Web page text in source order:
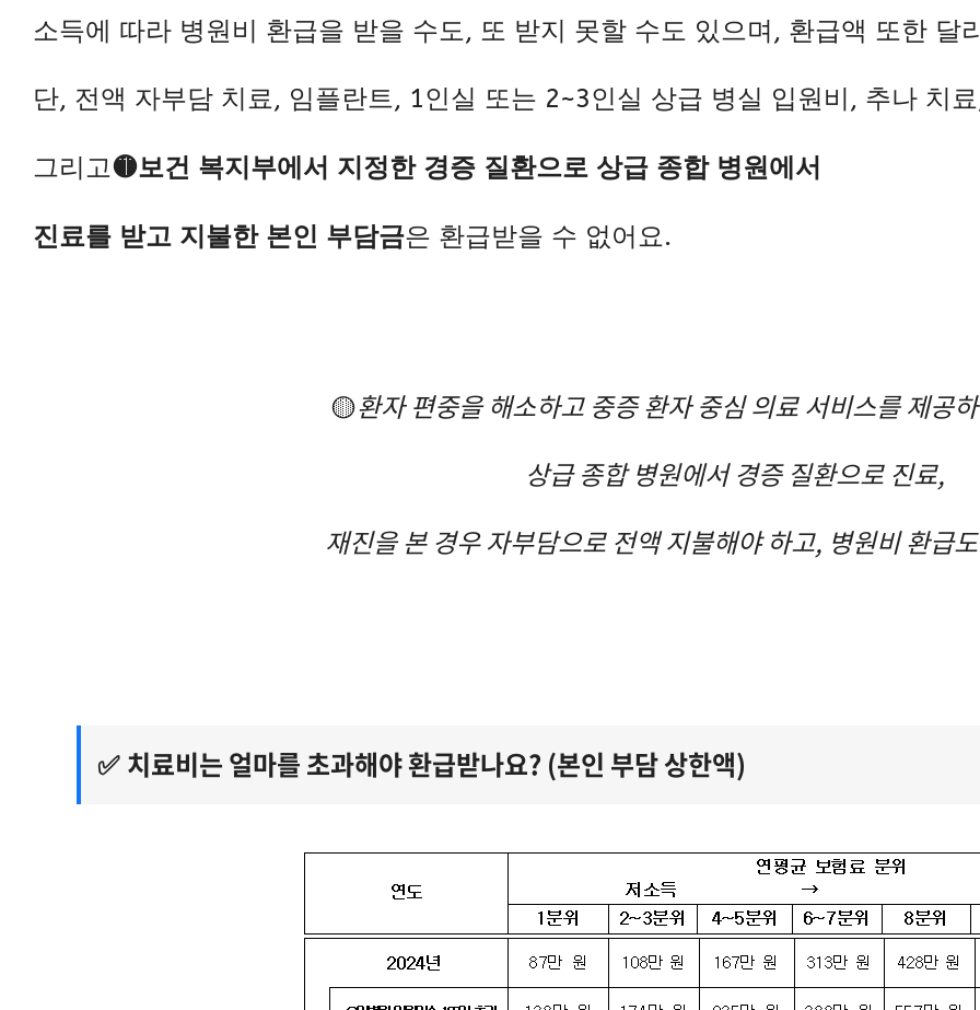
소득에 따라 병원비 환급을 받을 수도, 또 받지 못할 수도 있으며, 환급액 또한 달
단, 전액 자부담 치료, 임플란트, 1인실 또는 2~3인실 상급 병실 입원비, 추나 치
그리고🟡보건 복지부에서 지정한 경증 질환으로 상급 종합 병원에서
진료를 받고 지불한 본인 부담금은 환급받을 수 없어요.
🟡환자 편중을 해소하고 중증 환자 중심 의료 서비스를 제공
상급 종합 병원에서 경증 질환으로 진료,
재진을 본 경우 자부담으로 전액 지불해야 하고, 병원비 환급
✅ 치료비는 얼마를 초과해야 환급받나요? (본인 부담 상한액)